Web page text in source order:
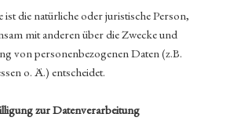
ist die natürliche oder juristische Person,
mit anderen über die Zwecke und
von personenbezogenen Daten (z.B.
o. Ä.) entscheidet.
zur Datenverarbeitung